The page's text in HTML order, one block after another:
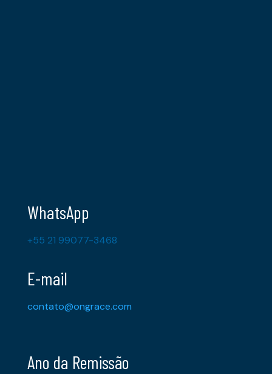
WhatsApp
+55 21 99077-3468
E-mail
contato@ongrace.com
Ano da Remissão